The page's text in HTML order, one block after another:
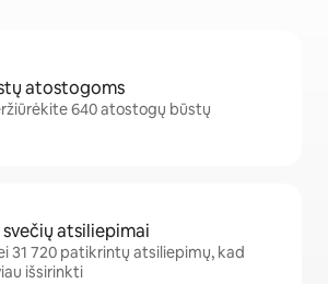
atostogoms
640 atostogų būstų
atsiliepimai
31 720 patikrintų atsiliepimų, kad
išsirinkti